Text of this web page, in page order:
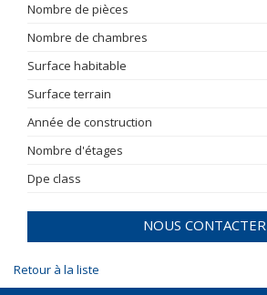
Nombre de pièces
Nombre de chambres
Surface habitable
Surface terrain
Année de construction
Nombre d'étages
Dpe class
NOUS CONTACTER
Retour à la liste